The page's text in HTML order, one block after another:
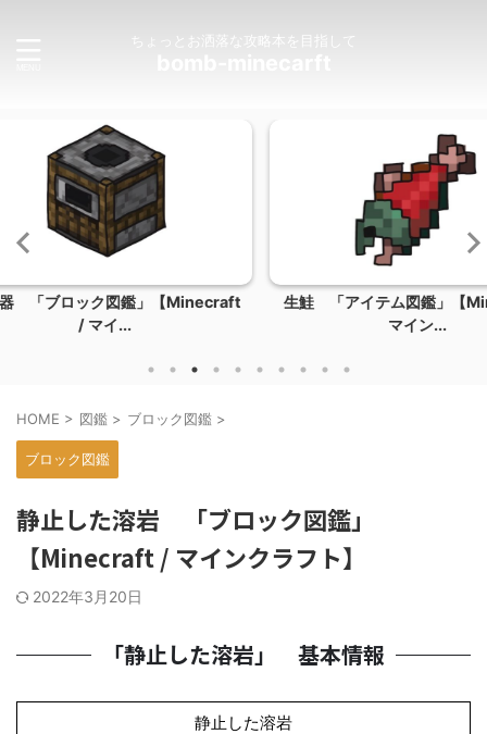
ちょっとお洒落な攻略本を目指して
生鮭 「アイテム図鑑」【Minecraft /
ウマ 「
HOME > 図鑑 > ブロック図鑑 >
ブロック図鑑
静止した溶岩 「ブロック図鑑」
【Minecraft / マインクラフト】
2022年3月20日
「静止した溶岩」 基本情報
静止した溶岩